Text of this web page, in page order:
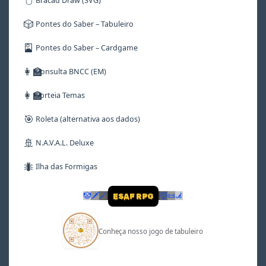
🎲 Pontes do Saber – Tabuleiro
🎴 Pontes do Saber – Cardgame
👩‍🏫Consulta BNCC (EM)
👩‍🏫Sorteia Temas
🎯 Roleta (alternativa aos dados)
🚢 N.A.V.A.L. Deluxe
🐜 Ilha das Formigas
🤡 🗡🪄 ESAF RPG 👹📜🦼
Conheça nosso jogo de tabuleiro